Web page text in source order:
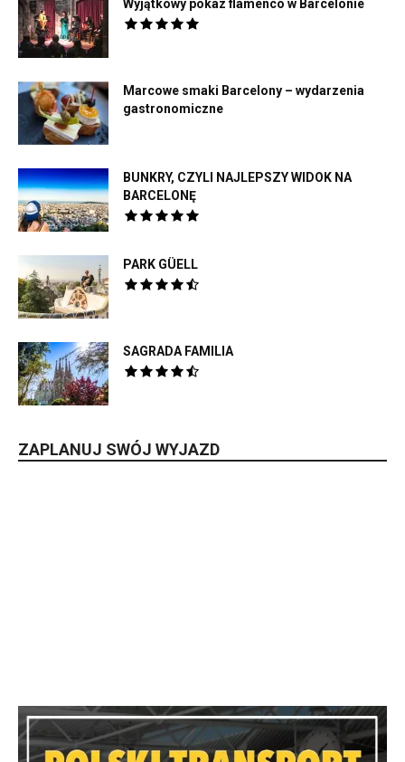
Wyjątkowy pokaz flamenco w Barcelonie
Marcowe smaki Barcelony – wydarzenia
gastronomiczne
BUNKRY, CZYLI NAJLEPSZY WIDOK NA
BARCELONĘ
PARK GÜELL
SAGRADA FAMILIA
ZAPLANUJ SWÓJ WYJAZD